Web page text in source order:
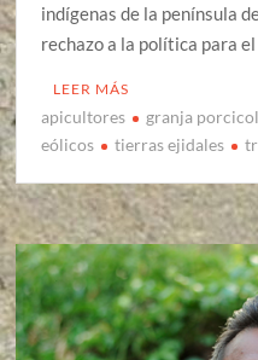
indígenas de la península
rechazo a la política para
LEER MÁS
apicultores granja
eólicos
tierras ejidales